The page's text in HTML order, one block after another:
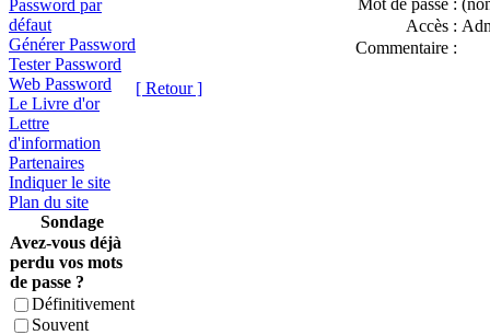
Password par
défaut
Générer Password
Tester Password
Web Password
Le Livre d'or
Lettre
d'information
Partenaires
Indiquer le site
Plan du site
Sondage
Avez-vous déjà
perdu vos mots
de passe ?
Définitivement
Souvent
Mot de passe :
Accès :
Commentaire :
[ Retour ]